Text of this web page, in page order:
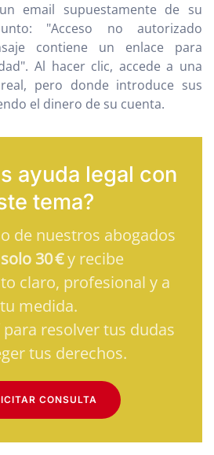
email supuestamente de su
"Acceso no autorizado
contiene un enlace para
Al hacer clic, accede a una
pero donde introduce sus
el dinero de su cuenta.
ayuda legal con
tema?
de nuestros abogados
30 €y recibe
claro, profesional y a
tu medida.
resolver tus dudas
tus derechos.
CONSULTA